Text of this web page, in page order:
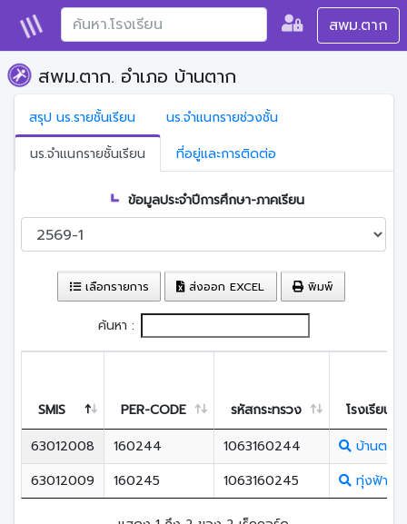
สพม.ตาก
สพม.ตาก. อำเภอ บ้านตาก
สรุป นร.รายชั้นเรียน
นร.จำแนกรายช่วงชั้น
นร.จำแนกรายชั้นเรียน
ที่อยู่และการติดต่อ
ข้อมูลประจำปีการศึกษา-ภาคเรียน
เลือกรายการ ส่งออก EXCEL พิมพ์
ค้นหา :
SMIS PER-CODE รหัสกระทรวง
โรงเรียน
63012008
160244 1063160244
บ้านตาก(
63012009
160245 1063160245 ทุ่งฟ้าวิท